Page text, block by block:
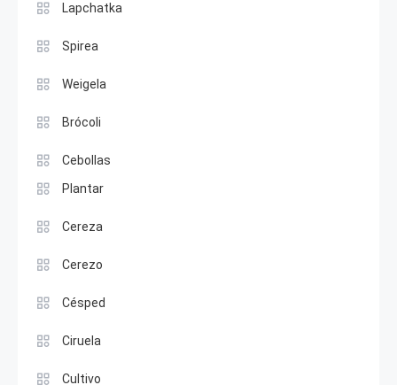
Lapchatka
Spirea
Weigela
Brócoli
Cebollas
Plantar
Cereza
Cerezo
Césped
Ciruela
Cultivo